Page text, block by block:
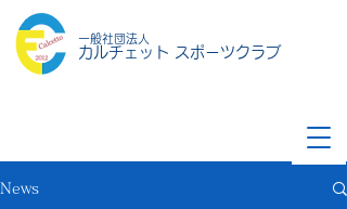
一般社団法人
カルチェット スポーツクラブ
News